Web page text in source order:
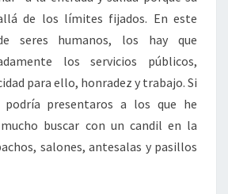
de los límites fijados. En este
seres humanos, los hay que
los servicios públicos,
para ello, honradez y trabajo. Si
presentaros a los que he
buscar con un candil en la
salones, antesalas y pasillos